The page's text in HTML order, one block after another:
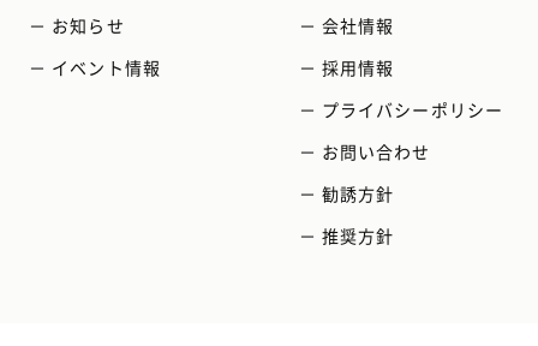
－ お知らせ
－ イベント情報
－ 会社情報
－ 採用情報
－ プライバシーポリシー
－ お問い合わせ
－ 勧誘方針
－ 推奨方針